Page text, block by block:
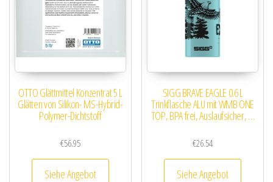
OTTO Glättmittel Konzentrat 5 L
Glätten von Silikon- MS-Hybrid-
Polymer-Dichtstoff
€56.95
Siehe Angebot
SIGG BRAVE EAGLE 0.6 L
Trinkflasche ALU mit WMB ONE
TOP, BPA frei, Auslaufsicher, …
€26.54
Siehe Angebot